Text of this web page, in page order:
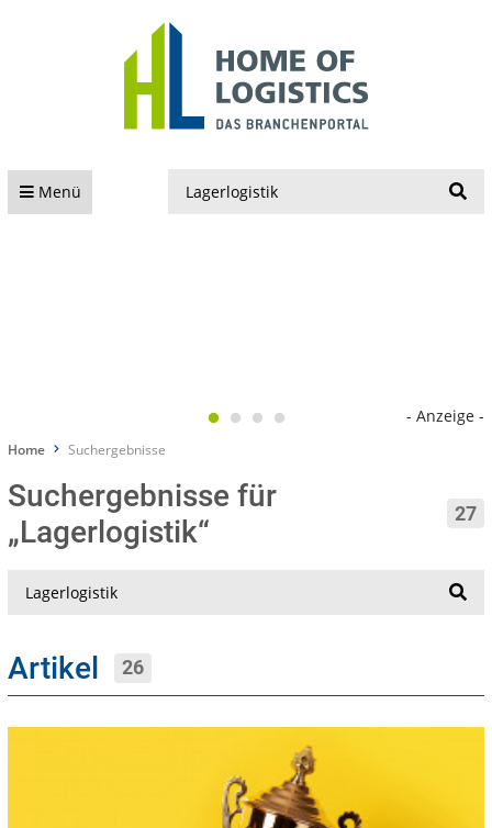
Menü
- Anzeige -
Home Suchergebnisse
Suchergebnisse für
„Lagerlogistik“
27
Artikel 26